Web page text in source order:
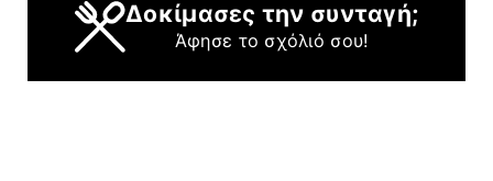
Δοκίμασες την συνταγή;
Άφησε το σχόλιό σου!